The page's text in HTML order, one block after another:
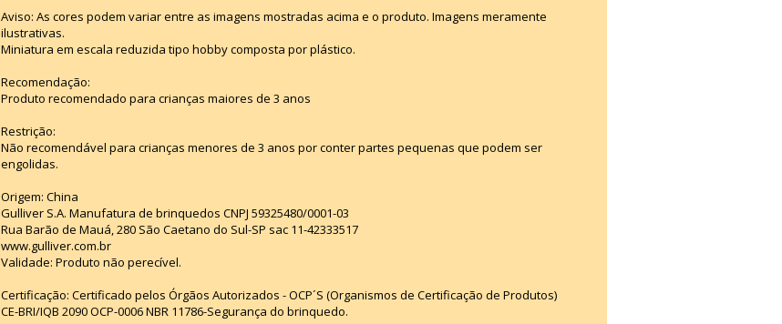
Aviso: As cores podem variar entre as imagens mostradas acima e o produto. Imagens meramente
ilustrativas.
Miniatura em escala reduzida tipo hobby composta por plástico.
Recomendação:
Produto recomendado para crianças maiores de 3 anos
Restrição:
Não recomendável para crianças menores de 3 anos por conter partes pequenas que podem ser
engolidas.
Origem: China
Gulliver S.A. Manufatura de brinquedos CNPJ 59325480/0001-03
Rua Barão de Mauá, 280 São Caetano do Sul-SP sac 11-42333517
www.gulliver.com.br
Validade: Produto não perecível.
Certificação: Certificado pelos Órgãos Autorizados - OCP´S (Organismos de Certificação de Produtos)
CE-BRI/IQB 2090 OCP-0006 NBR 11786-Segurança do brinquedo.